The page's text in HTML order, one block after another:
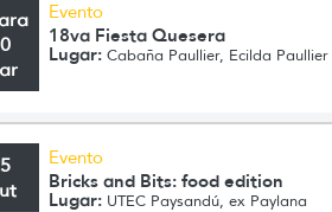
Evento
18va Fiesta Quesera
Lugar: Cabaña Paullier, Ecilda Paullier
Evento
Bricks and Bits: food edition
Lugar: UTEC Paysandú, ex Paylana